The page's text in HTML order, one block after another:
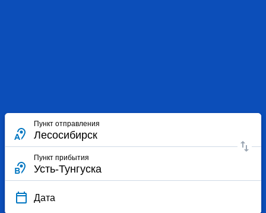
Пункт отправления
Пункт прибытия
Дата